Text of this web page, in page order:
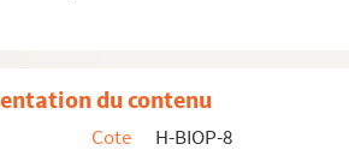
du contenu
Cote
H-BIOP-8